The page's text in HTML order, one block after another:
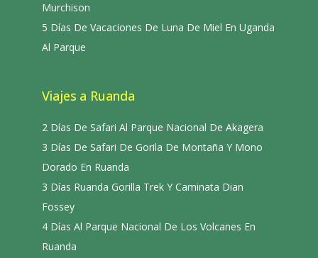
Murchison
5 Días De Vacaciones De Luna De Miel En Uganda
Al Parque
Viajes a Ruanda
2 Días De Safari Al Parque Nacional De Akagera
3 Días De Safari De Gorila De Montaña Y Mono
Dorado En Ruanda
3 Días Ruanda Gorilla Trek Y Caminata Dian
Fossey
4 Días Al Parque Nacional De Los Volcanes En
Ruanda